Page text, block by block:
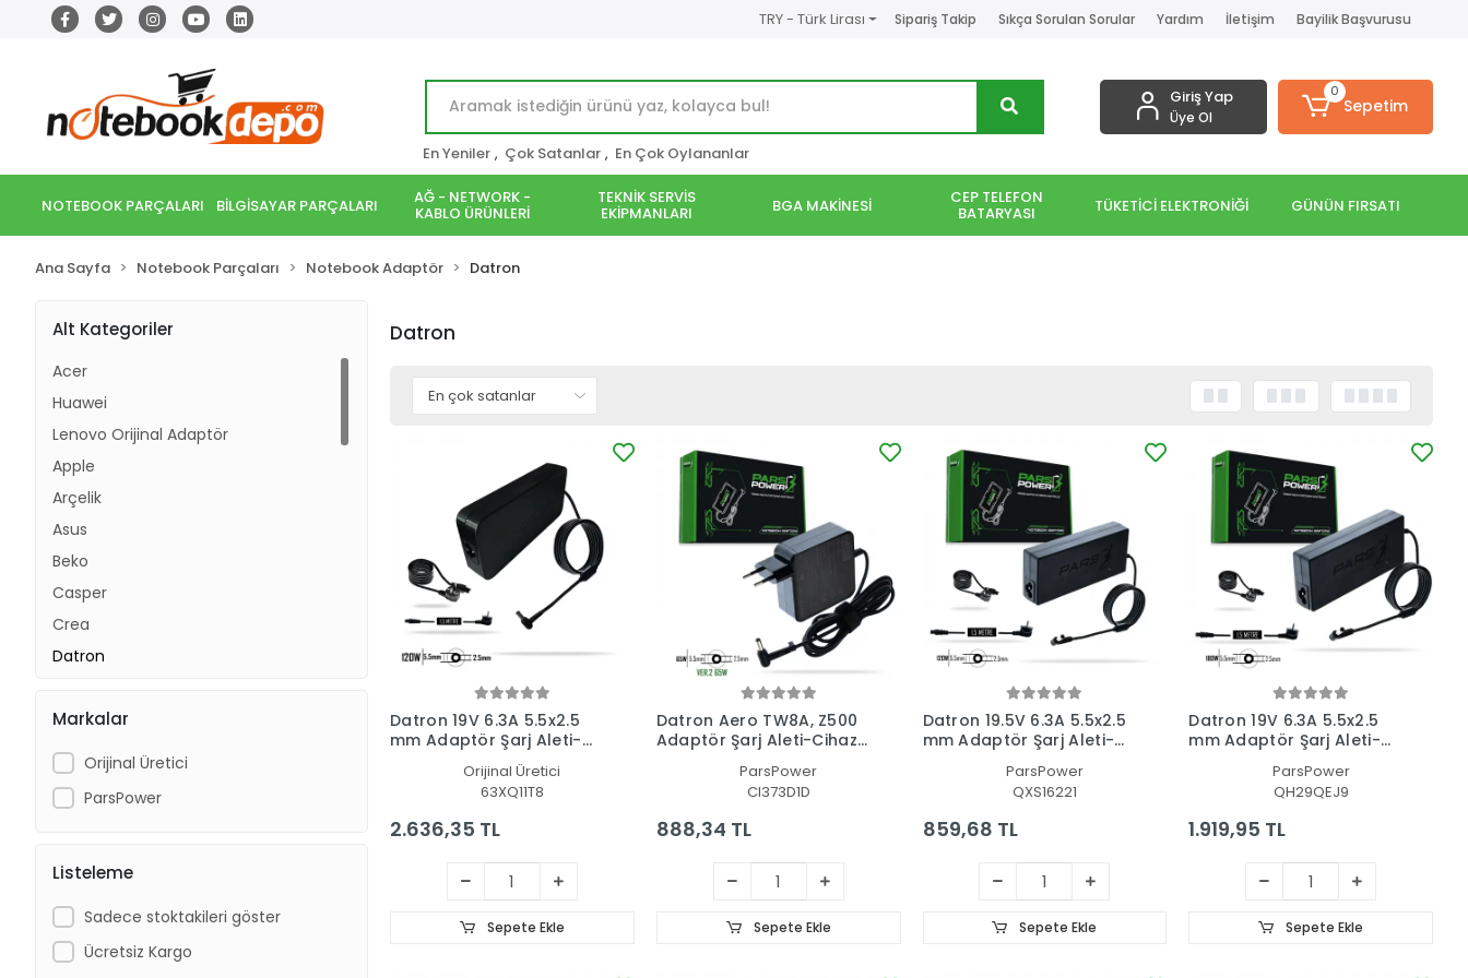
TRY - Türk Lirası Sipariş Takip Sıkça Sorulan Sorular Yardım İletişim Bayilik Başvurusu
En Yeniler , Çok Satanlar , En Çok Oylananlar
Giriş Yap
Üye Ol
0
Sepetim
NOTEBOOK PARÇALARI BİLGİSAYAR PARÇALARI AĞ - NETWORK -
KABLO ÜRÜNLERİ
TEKNİK SERVİS
EKİPMANLARI BGA MAKİNESİ CEP TELEFON
BATARYASI TÜKETİCİ ELEKTRONİĞİ GÜNÜN FIRSATI
Ana Sayfa Notebook Parçaları Notebook Adaptör Datron
Alt Kategoriler
Acer
Huawei
Lenovo Orijinal Adaptör
Apple
Arçelik
Asus
Beko
Casper
Crea
Datron
Exper
Fujitsu
Grundig
Hp
Lg
Microsoft
Monster
Markalar
Orijinal Üretici
ParsPower
Listeleme
Sadece stoktakileri göster
Ücretsiz Kargo
Datron
Datron 19V 6.3A 5.5x2.5
mm Adaptör Şarj Aleti-
Orijinal Üretici
63XQ11T8
2.636,35 TL
Sepete Ekle
Datron Aero TW8A, Z500
Adaptör Şarj Aleti-Cihazı
ParsPower
CI373D1D
888,34 TL
Sepete Ekle
Datron 19.5V 6.3A 5.5x2.5
mm Adaptör Şarj Aleti-
ParsPower
QXS16221
859,68 TL
Sepete Ekle
Datron 19V 6.3A 5.5x2.5
mm Adaptör Şarj Aleti-
ParsPower
QH29QEJ9
1.919,95 TL
Sepete Ekle